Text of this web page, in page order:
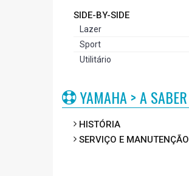
SIDE-BY-SIDE
Lazer
Sport
Utilitário
YAMAHA > A SABER
HISTÓRIA
SERVIÇO E MANUTENÇÃO